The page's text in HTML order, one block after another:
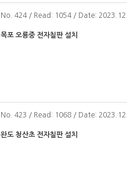
No . 424 / Read: 1054 / Date:
목포 오룡중 전자칠판 설치
No . 423 / Read: 1068 / Date:
완도 청산초 전자칠판 설치